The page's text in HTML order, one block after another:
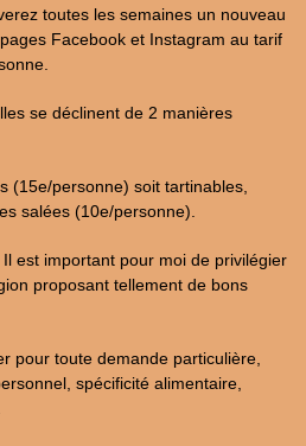
toutes les semaines un nouveau
Facebook et Instagram au tarif
se déclinent de 2 manières
(15e/personne) soit tartinables,
salées (10e/personne).
est important pour moi de privilégier
proposant tellement de bons
pour toute demande particulière,
spécificité alimentaire,